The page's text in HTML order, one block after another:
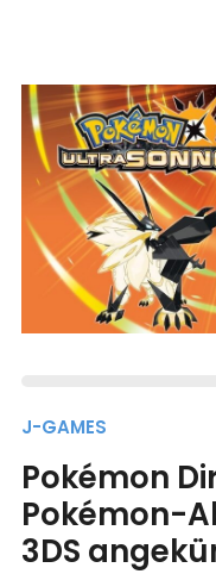
J-GAMES
Pokémon
Pokémon-
3DS